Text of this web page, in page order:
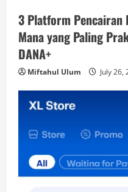
3 Platform Pencairan
Mana yang Paling
DANA+
Miftahul Ulum July 26,